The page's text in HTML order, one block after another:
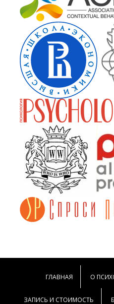
ГЛАВНАЯ О
ЗАПИСЬ И СТОИМОСТЬ